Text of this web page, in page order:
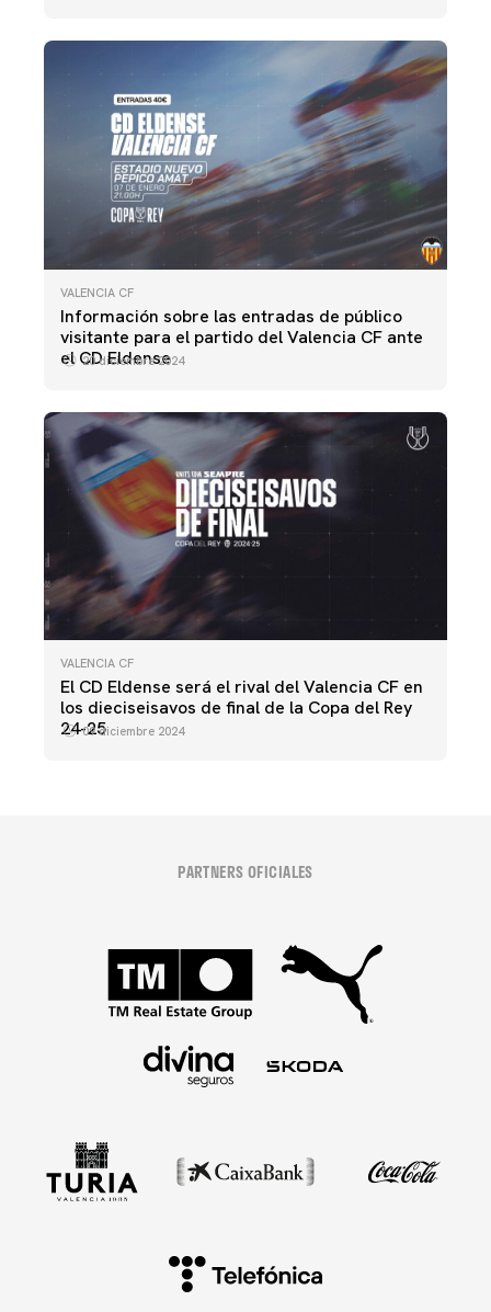
VALENCIA CF
Información sobre las entradas de público
visitante para el partido del Valencia CF ante
el CD Eldense
20 diciembre 2024
VALENCIA CF
El CD Eldense será el rival del Valencia CF en
los dieciseisavos de final de la Copa del Rey
24-25
09 diciembre 2024
PARTNERS OFICIALES